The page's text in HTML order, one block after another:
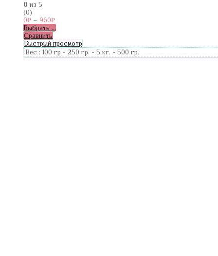
0 из 5
(0)
0₽ – 960₽
Выбрать ...
Сравнить
Быстрый просмотр
Вес : 100 гр - 250 гр. - 5 кг. - 500 гр.